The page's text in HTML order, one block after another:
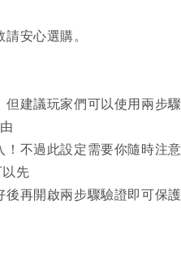
安心選購。
建議玩家們可以使用兩步
不過此設定需要你隨時注
先
再開啟兩步驟驗證即可保